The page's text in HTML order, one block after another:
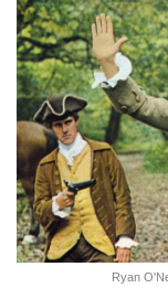
Ryan